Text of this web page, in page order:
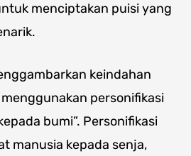
menciptakan puisi yang
keindahan
personifikasi
bumi”. Personifikasi
manusia kepada senja,